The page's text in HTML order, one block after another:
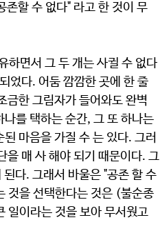
존할 수 없다" 라고 한 것이 무
하면서 그 두 개는 사귈 수 없다
었다. 어둠 깜깜한 곳에 한 줄
금한 그림자가 들어와도 완벽
를 택하는 순간, 그 또 하나는
마음을 가질 수 는 있다. 그러
을 매 사 해야 되기 때문이다. 그
다. 그래서 바울은 "공존 할 수
것을 선택한다는 것은 (불순종
일이라는 것을 보아 무서웠고